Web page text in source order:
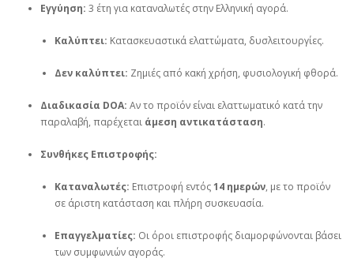
Εγγύηση: 3 έτη για καταναλωτές στην Ελληνική αγορά.
Καλύπτει: Κατασκευαστικά ελαττώματα, δυσλειτουργίες.
Δεν καλύπτει: Ζημιές από κακή χρήση, φυσιολογική φθορά.
Διαδικασία DOA: Αν το προϊόν είναι ελαττωματικό κατά την
παραλαβή, παρέχεται άμεση αντικατάσταση.
Συνθήκες Επιστροφής:
Καταναλωτές: Επιστροφή εντός14 ημερών, με το προϊόν
σε άριστη κατάσταση και πλήρη συσκευασία.
Επαγγελματίες: Οι όροι επιστροφής διαμορφώνονται βάσει
των συμφωνιών αγοράς.